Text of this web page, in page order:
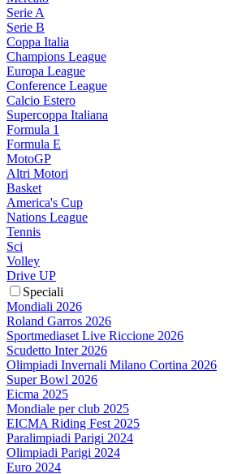
Serie A
Serie B
Coppa Italia
Champions League
Europa League
Conference League
Calcio Estero
Supercoppa Italiana
Formula 1
Formula E
MotoGP
Altri Motori
Basket
America's Cup
Nations League
Tennis
Sci
Volley
Drive UP
Speciali
Mondiali 2026
Roland Garros 2026
Sportmediaset Live Riccione 2026
Scudetto Inter 2026
Olimpiadi Invernali Milano Cortina 2026
Super Bowl 2026
Eicma 2025
Mondiale per club 2025
EICMA Riding Fest 2025
Paralimpiadi Parigi 2024
Olimpiadi Parigi 2024
Euro 2024